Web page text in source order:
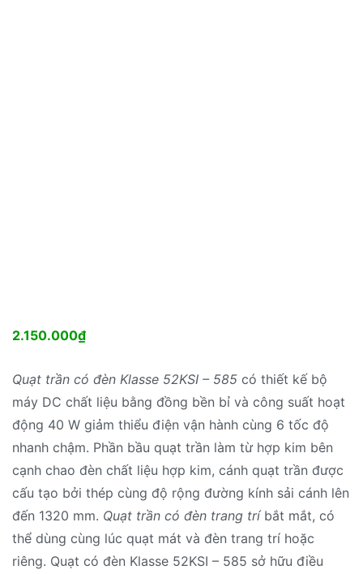
2.150.000₫
Quạt trần có đèn Klasse 52KSI – 585 có thiết kế bộ
máy DC chất liệu bằng đồng bền bỉ và công suất hoạt
động 40 W giảm thiểu điện vận hành cùng 6 tốc độ
nhanh chậm. Phần bầu quạt trần làm từ hợp kim bên
cạnh chao đèn chất liệu hợp kim, cánh quạt trần được
cấu tạo bởi thép cùng độ rộng đường kính sải cánh lên
đến 1320 mm. Quạt trần có đèn trang tríbắt mắt, có
thể dùng cùng lúc quạt mát và đèn trang trí hoặc
riêng. Quạt có đèn Klasse 52KSI – 585 sở hữu điều